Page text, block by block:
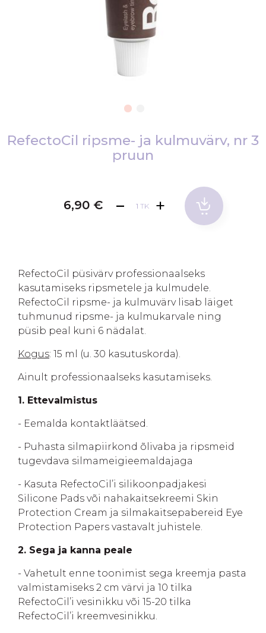
toRefectoCil ripsme- ja kulmuvärv, nr 3
pruun
6,90 € TK
RefectoCil püsivärv professionaalseks
kasutamiseks ripsmetele ja kulmudele.
RefectoCil ripsme- ja kulmuvärv lisab läiget
tuhmunud ripsme- ja kulmukarvale ning
püsib peal kuni 6 nädalat.
Kogus: 15 ml (u. 30 kasutuskorda).
Ainult professionaalseks kasutamiseks.
1. Ettevalmistus
- Eemalda kontaktläätsed.
- Puhasta silmapiirkond õlivaba ja ripsmeid
tugevdava silmameigieemaldajaga
- Kasuta RefectoCil’i silikoonpadjakesi
Silicone Pads või nahakaitsekreemi Skin
Protection Cream ja silmakaitsepabereid Eye
Protection Papers vastavalt juhistele.
2. Sega ja kanna peale
- Vahetult enne toonimist sega kreemja pasta
valmistamiseks 2 cm värvi ja 10 tilka
RefectoCil’i vesinikku või 15-20 tilka
RefectoCil’i kreemvesinikku.